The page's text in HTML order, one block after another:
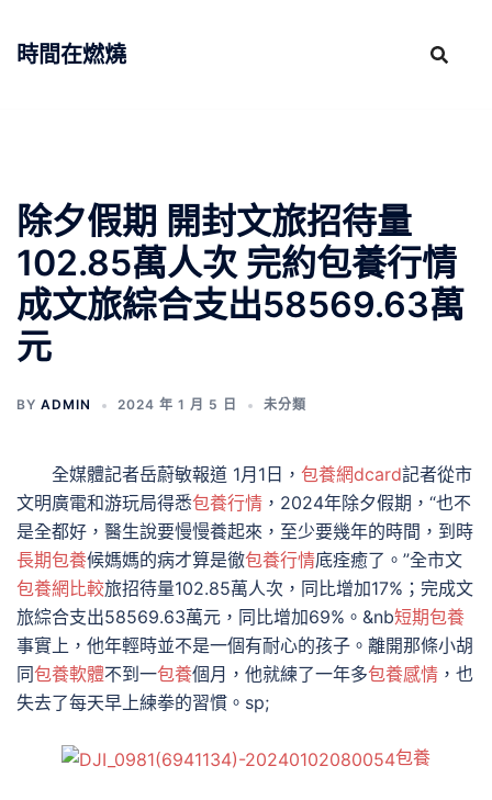
時間在燃燒
除夕假期 開封文旅招待量
102.85萬人次 完約包養行情
成文旅綜合支出58569.63萬
元
BY ADMIN 2024 年 1 月 5 日 未分類
全媒體記者岳蔚敏報道 1月1日， 包養網dcard記者從市
文明廣電和游玩局得悉包養行情 ，2024年除夕假期，“也不
是全都好，醫生說要慢慢養起來，至少要幾年的時間，到時
長期包養候媽媽的病才算是徹包養行情底痊癒了。”全市文
包養網比較旅招待量102.85萬人次，同比增加17%；完成文
旅綜合支出58569.63萬元，同比增加69%。&nb短期包養
事實上，他年輕時並不是一個有耐心的孩子。離開那條小胡
同包養軟體不到一包養個月，他就練了一年多包養感情 ，也
失去了每天早上練拳的習慣。sp;
包養